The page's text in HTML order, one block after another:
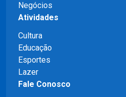
Negócios
Atividades
Cultura
Educação
Esportes
Lazer
Fale Conosco